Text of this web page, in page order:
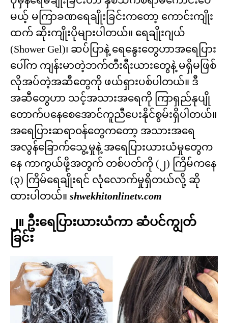
မယ့် မကြာခဏရေချိုးခြင်းကတော့ ကောင်းကျိုး
ထက် ဆိုးကျိုးပိုများပါတယ်။ ရေချိုးဂျယ်
(Shower Gel)၊ ဆပ်ပြာနဲ့ ရေနွေးတွေဟာအရေပြား
ပေါ်က ကျန်းမာတဲ့ဘက်တီးရီးယားတွေနဲ့ မရှိမဖြစ်
လိုအပ်တဲ့အဆီတွေကို ဖယ်ရှားပစ်ပါတယ်။ ဒီ
အဆီတွေဟာ သင့်အသားအရေကို ကြာရှည်နုပျို
တောက်ပနေစေအောင်ကူညီပေးနိုင်စွမ်းရှိပါတယ်။
အရေပြားဆရာဝန်တွေကတော့ အသားအရေ
အလွန်ခြောက်သွေ့မှုနဲ့ အရေပြားယားယံမှုတွေက
နေ ကာကွယ်ဖို့အတွက် တစ်ပတ်ကို (၂) ကြိမ်ကနေ
(၃) ကြိမ်ရေချိုးရင် လုံလောက်မှုရှိတယ်လို့ ဆို
ထားပါတယ်။ shwekhitonlinetv.com
၂။ ဦးရေပြားယားယံကာ ဆံပင်ကျွတ်
ခြင်း